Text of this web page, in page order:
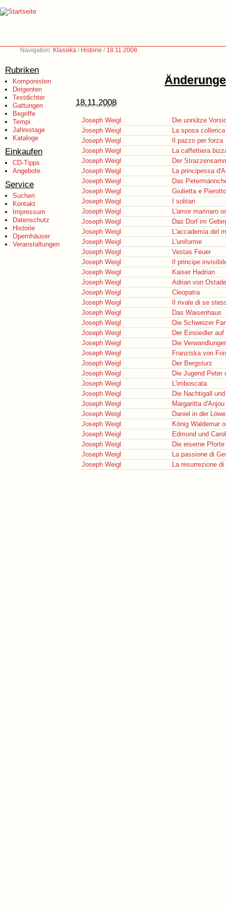
Navigation: Klassika / Historie / 18.11.2008
Rubriken
Komponisten
Dirigenten
Textdichter
Gattungen
Begriffe
Tempi
Jahrestage
Kataloge
Einkaufen
CD-Tipps
Angebote
Service
Suchen
Kontakt
Impressum
Datenschutz
Historie
Opernhäuser
Veranstaltungen
18.11.2008
Joseph Weigl
Die unnütze
Joseph Weigl
La sposa collerica
Joseph Weigl
Il pazzo per forza
Joseph Weigl
La caffettiera
Joseph Weigl
Der
Joseph Weigl
La principessa
Joseph Weigl
Das
Joseph Weigl
Giulietta e Pierotto
Joseph Weigl
I solitari
Joseph Weigl
L'amor marinaro
Joseph Weigl
Das Dorf im
Joseph Weigl
L'accademia del
Joseph Weigl
L'uniforme
Joseph Weigl
Vestas Feuer
Joseph Weigl
Il principe
Joseph Weigl
Kaiser Hadrian
Joseph Weigl
Adrian von Ostade
Joseph Weigl
Cleopatra
Joseph Weigl
Il rivale di se
Joseph Weigl
Das Waisenhaus
Joseph Weigl
Die Schweizer
Joseph Weigl
Der Einsiedler auf
Joseph Weigl
Die
Joseph Weigl
Franziska von
Joseph Weigl
Der Bergsturz
Joseph Weigl
Die Jugend Peter
Joseph Weigl
L'imboscata
Joseph Weigl
Die Nachtigall
Joseph Weigl
Margaritta
Joseph Weigl
Daniel in der
Joseph Weigl
König Waldemar
Joseph Weigl
Edmund und
Joseph Weigl
Die eiserne Pforte
Joseph Weigl
La passione di
Joseph Weigl
La resurrezione